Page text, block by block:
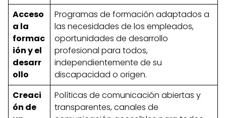
Acceso
a la
formac
ión y el
desarr
ollo
Programas de formación adaptados a
las necesidades de los empleados,
oportunidades de desarrollo
profesional para todos,
independientemente de su
discapacidad o origen.
Creaci
ón de
Políticas de comunicación abiertas y
transparentes, canales de